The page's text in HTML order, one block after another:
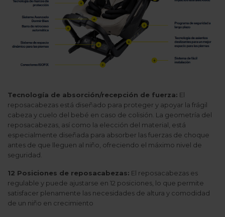
Tecnología de absorción/recepción de fuerza: El
reposacabezas está diseñado para proteger y apoyar la frágil
cabeza y cuelo del bebé en caso de colisión. La geometría del
reposacabezas, así como la elección del material, está
especialmente diseñada para absorber las fuerzas de choque
antes de que lleguen al niño, ofreciendo el máximo nivel de
seguridad.
12 Posiciones de reposacabezas: El reposacabezas es
regulable y puede ajustarse en 12 posiciones, lo que permite
satisfacer plenamente las necesidades de altura y comodidad
de un niño en crecimiento